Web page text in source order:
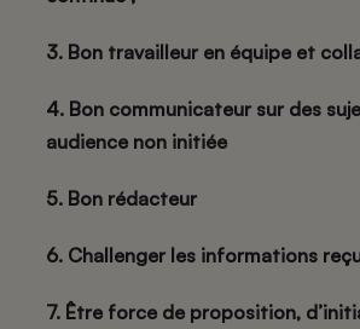
3. Bon travailleur en équipe et
4. Bon communicateur sur des
audience non initiée
5. Bon rédacteur
6. Challenger les informations
7. Être force de proposition,